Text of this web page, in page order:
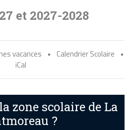
et 2027-2028
vacances • Calendrier Scolaire
•
iCal
zone scolaire de La
?